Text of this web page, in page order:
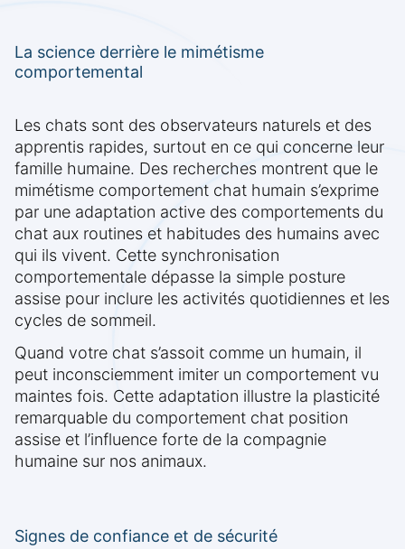
La science derrière le mimétisme
comportemental
Les chats sont des observateurs naturels et des
apprentis rapides, surtout en ce qui concerne leur
famille humaine. Des recherches montrent que le
mimétisme comportement chat humain s’exprime
par une adaptation active des comportements du
chat aux routines et habitudes des humains avec
qui ils vivent. Cette synchronisation
comportementale dépasse la simple posture
assise pour inclure les activités quotidiennes et les
cycles de sommeil.
Quand votre chat s’assoit comme un humain, il
peut inconsciemment imiter un comportement vu
maintes fois. Cette adaptation illustre la plasticité
remarquable du comportement chat position
assise et l’influence forte de la compagnie
humaine sur nos animaux.
Signes de confiance et de sécurité